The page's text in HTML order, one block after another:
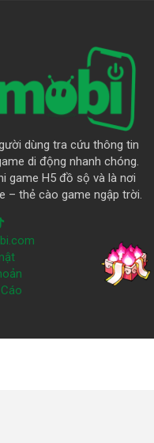
dùng tra cứu thông tin
di động nhanh chóng.
game H5 đồ sộ và là nơi
– thẻ cào game ngập trời.